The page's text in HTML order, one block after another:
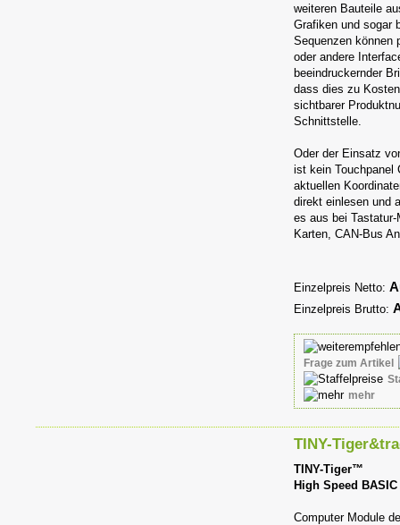
weiteren Bauteile
Grafiken und sogar
Sequenzen können
oder andere
beeindruckernder
dass dies zu
sichtbarer
Schnittstelle.
Oder der Einsatz
ist kein Touchpanel
aktuellen
direkt einlesen und
es aus bei
Karten, CAN-Bus
Einzelpreis Netto:
Einzelpreis Brutto:
Frage zum Artikel
mehr
TINY-
TINY-Tiger™
High Speed
Computer Module